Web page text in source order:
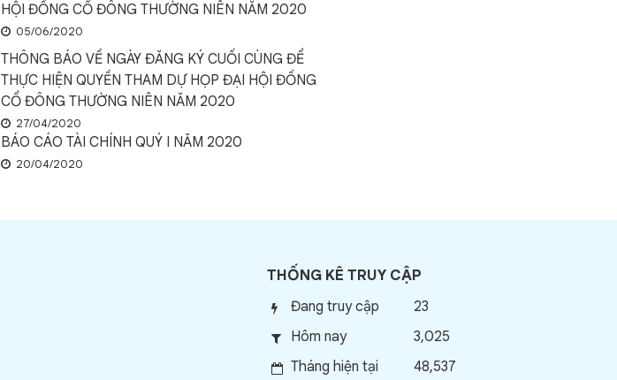
HỘI ĐỒNG CỔ ĐÔNG THƯỜNG NIÊN NĂM 2020
05/06/2020
THÔNG BÁO VỀ NGÀY ĐĂNG KÝ CUỐI CÙNG ĐỂ
THỰC HIỆN QUYỀN THAM DỰ HỌP ĐẠI HỘI ĐỒNG
CỔ ĐÔNG THƯỜNG NIÊN NĂM 2020
27/04/2020
BÁO CÁO TÀI CHÍNH QUÝ I NĂM 2020
20/04/2020
THỐNG KÊ TRUY CẬP
Đang truy cập
23
Hôm nay
3,025
Tháng hiện tại
48,537